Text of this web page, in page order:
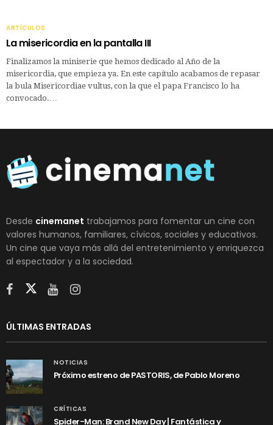
ARTÍCULOS
La misericordia en la pantalla III
Finalizamos la miniserie que hemos dedicado al Año de la
misericordia, que empieza ya. En este capítulo acabamos de repasar
la bula Misericordiae vultus, con la que el papa Francisco lo ha
convocado.…
Desde cinemanet trabajamos para fomentar un cine con
valores humanos, familiares, cívicos, sociales y educativos.
Un cine que vaya más allá del entretenimiento y enriquezca
al espectador y a la sociedad.
ÚLTIMAS ENTRADAS
NOTICIAS
Próximo estreno de PASTORIS, de Pablo Moreno
CRÍTICAS
Spider-Man: Brand New Day | Fantástica y